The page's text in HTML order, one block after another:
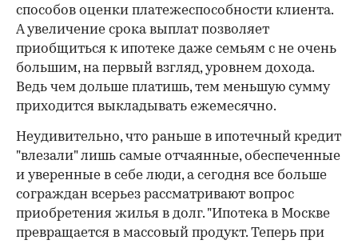
способов оценки платежеспособности клиента.
А увеличение срока выплат позволяет
приобщиться к ипотеке даже семьям с не очень
большим, на первый взгляд, уровнем дохода.
Ведь чем дольше платишь, тем меньшую сумму
приходится выкладывать ежемесячно.
Неудивительно, что раньше в ипотечный кредит
"влезали" лишь самые отчаянные, обеспеченные
и уверенные в себе люди, а сегодня все больше
сограждан всерьез рассматривают вопрос
приобретения жилья в долг. "Ипотека в Москве
превращается в массовый продукт. Теперь при